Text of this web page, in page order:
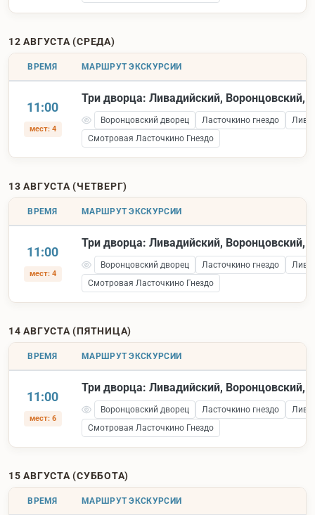
12 АВГУСТА (СРЕДА)
ВРЕМЯ МАРШРУТ ЭКСКУРСИИ
11:00
мест: 4
Три дворца: Ливадийский, Воронцовский,
Воронцовский дворец Ласточкино гнездо
Смотровая Ласточкино Гнездо
13 АВГУСТА (ЧЕТВЕРГ)
ВРЕМЯ МАРШРУТ ЭКСКУРСИИ
11:00
мест: 4
Три дворца: Ливадийский, Воронцовский,
Воронцовский дворец Ласточкино гнездо
Смотровая Ласточкино Гнездо
14 АВГУСТА (ПЯТНИЦА)
ВРЕМЯ МАРШРУТ ЭКСКУРСИИ
11:00
мест: 6
Три дворца: Ливадийский, Воронцовский,
Воронцовский дворец Ласточкино гнездо
Смотровая Ласточкино Гнездо
15 АВГУСТА (СУББОТА)
ВРЕМЯ МАРШРУТ ЭКСКУРСИИ